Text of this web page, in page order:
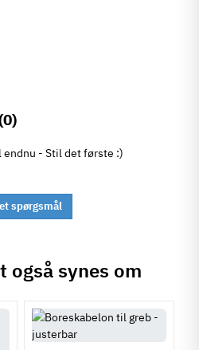
endnu - Stil det første :)
spørgsmål
også synes om